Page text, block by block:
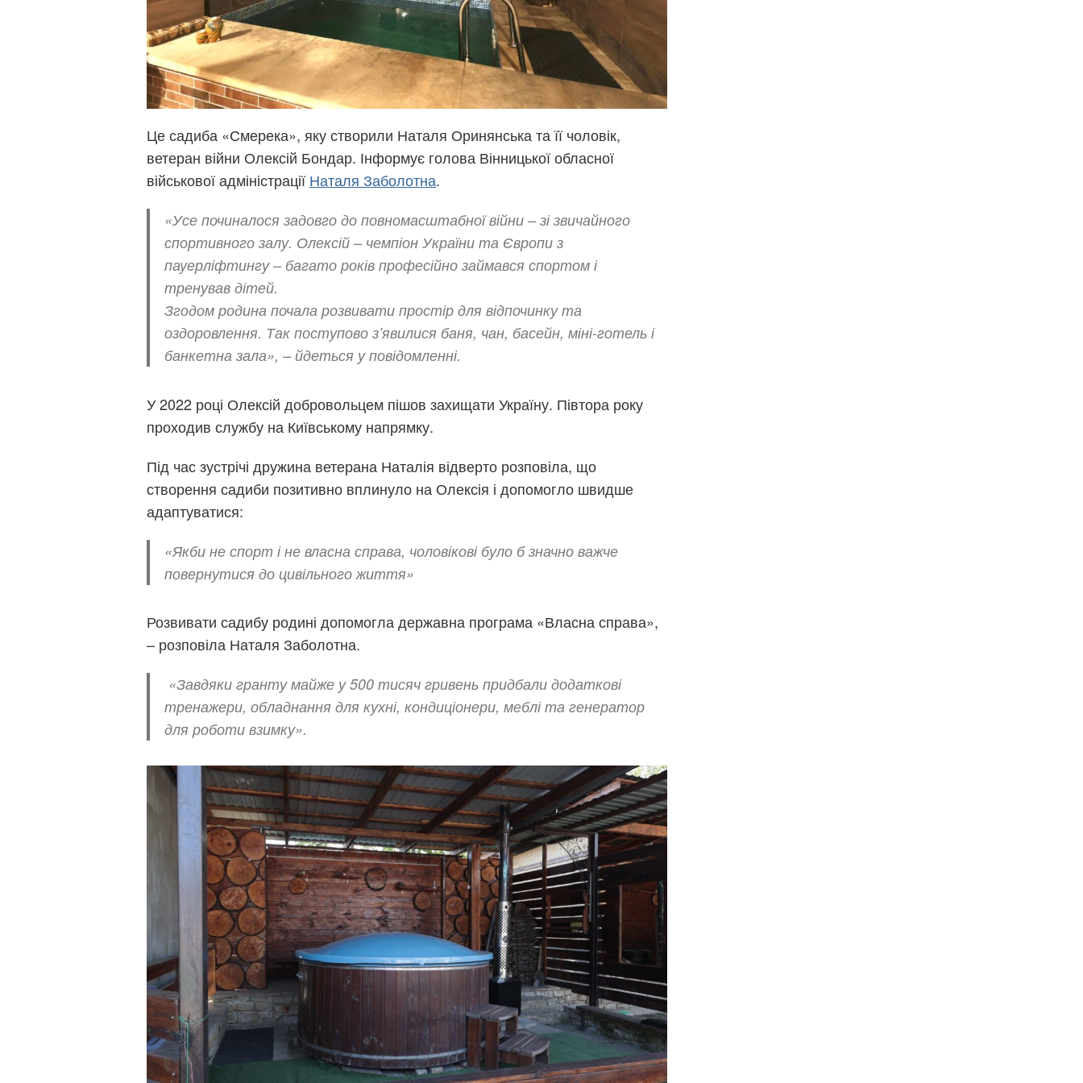
Це садиба «Смерека», яку створили Наталя Оринянська та її чоловік,
ветеран війни Олексій Бондар. Інформує голова Вінницької обласної
військової адміністрації Наталя Заболотна.
«Усе починалося задовго до повномасштабної війни – зі звичайного
спортивного залу. Олексій – чемпіон України та Європи з
пауерліфтингу – багато років професійно займався спортом і
тренував дітей.
Згодом родина почала розвивати простір для відпочинку та
оздоровлення. Так поступово з’явилися баня, чан, басейн, міні-готель і
банкетна зала», – йдеться у повідомленні.
У 2022 році Олексій добровольцем пішов захищати Україну. Півтора року
проходив службу на Київському напрямку.
Під час зустрічі дружина ветерана Наталія відверто розповіла, що
створення садиби позитивно вплинуло на Олексія і допомогло швидше
адаптуватися:
«Якби не спорт і не власна справа, чоловікові було б значно важче
повернутися до цивільного життя»
Розвивати садибу родині допомогла державна програма «Власна справа»,
– розповіла Наталя Заболотна.
«Завдяки гранту майже у 500 тисяч гривень придбали додаткові
тренажери, обладнання для кухні, кондиціонери, меблі та генератор
для роботи взимку».